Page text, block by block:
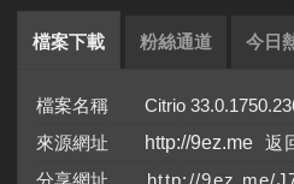
檔案下載 粉絲通道 今日
檔案名稱 Citrio
來源網址
http://9ez.me
分享網址